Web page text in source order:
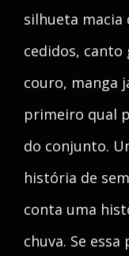
silhueta macia
cedidos,
couro, manga
primeiro qual
do conjunto.
história de
conta uma
chuva. Se